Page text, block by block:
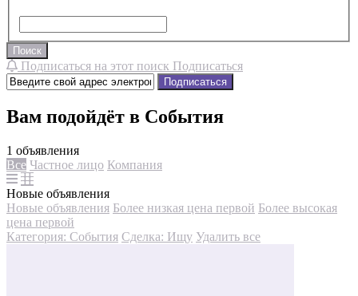
Поиск
Подписаться на этот поиск Подписаться
Подписаться
Вам подойдёт в События
1 объявления
Все Частное лицо Компания
Новые объявления
Новые объявления Более низкая цена первой Более высокая
цена первой
Категория: События Сделка: Ищу Удалить все